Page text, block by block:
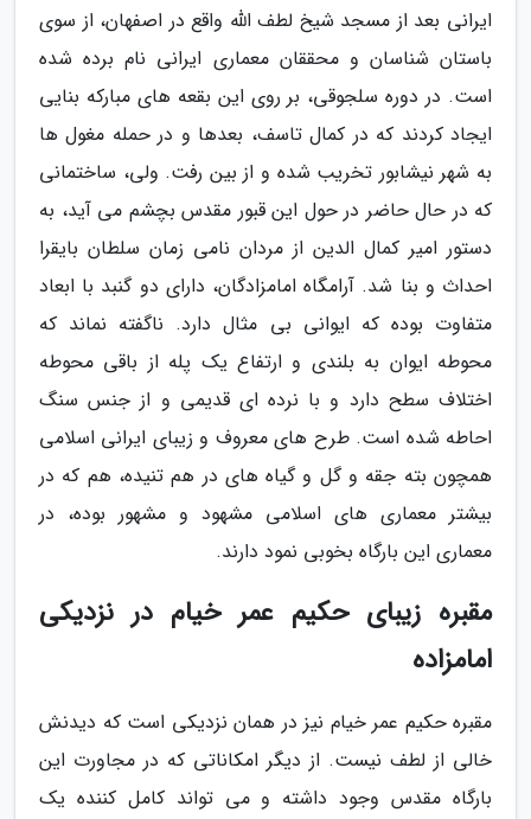
ایرانی بعد از مسجد شیخ لطف الله واقع در اصفهان، از سوی
باستان شناسان و محققان معماری ایرانی نام برده شده
است. در دوره سلجوقی، بر روی این بقعه های مبارکه بنایی
ایجاد کردند که در کمال تاسف، بعدها و در حمله مغول ها
به شهر نیشابور تخریب شده و از بین رفت. ولی، ساختمانی
که در حال حاضر در حول این قبور مقدس بچشم می آید، به
دستور امیر کمال الدین از مردان نامی زمان سلطان بایقرا
احداث و بنا شد. آرامگاه امامزادگان، دارای دو گنبد با ابعاد
متفاوت بوده که ایوانی بی مثال دارد. ناگفته نماند که
محوطه ایوان به بلندی و ارتفاع یک پله از باقی محوطه
اختلاف سطح دارد و با نرده ای قدیمی و از جنس سنگ
احاطه شده است. طرح های معروف و زیبای ایرانی اسلامی
همچون بته جقه و گل و گیاه های در هم تنیده، هم که در
بیشتر معماری های اسلامی مشهود و مشهور بوده، در
معماری این بارگاه بخوبی نمود دارند.
مقبره زیبای حکیم عمر خیام در نزدیکی
امامزاده
مقبره حکیم عمر خیام نیز در همان نزدیکی است که دیدنش
خالی از لطف نیست. از دیگر امکاناتی که در مجاورت این
بارگاه مقدس وجود داشته و می تواند کامل کننده یک